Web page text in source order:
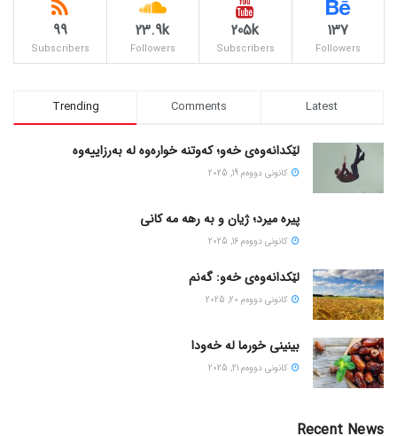
137
Followers
205k
Subscribers
23.9k
Followers
99
Subscribers
Trending Comments Latest
لێکدانەوەی خەو؛ کەوتنە خوارەوە لە بەرزاییەوە
كانونی دووه‌م 19, 2025
پیره میرد؛ ژیان و به رهه مه کانی
كانونی دووه‌م 16, 2025
لێکدانەوەی خەو: گەنم
كانونی دووه‌م 20, 2025
بینینی خورما لە خەودا
كانونی دووه‌م 21, 2025
Recent News